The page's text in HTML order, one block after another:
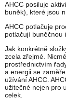
AHCC posiluje
buněk), které jsou
AHCC potlačuje
potlačují buněčnou
Jak konkrétně
zcela zřejmé.
prostřednictvím
a energii se
užívání AHCC.
užitečné nejen pro
celek.